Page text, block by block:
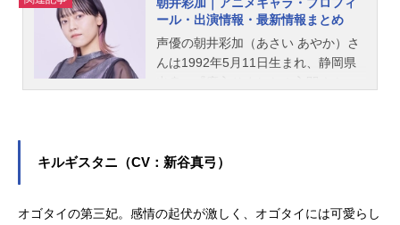
ール・出演情報・最新情報まとめ
声優の朝井彩加（あさい あやか）さ
んは1992年5月11日生まれ、静岡県
を多く演じています。こちらでは、
キルギスタニ（CV：新谷真弓）
オゴタイの第三妃。感情の起伏が激しく、オゴタイには可愛らし